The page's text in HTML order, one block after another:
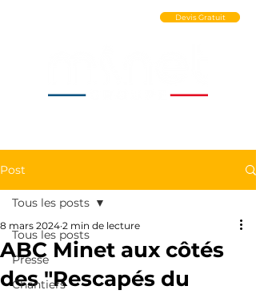
Devis Gratuit
Post
Tous les posts
Presse
Chantiers
Tous les posts
ABC Minet aux côtés
des "Rescapés du
8 mars 2024 2 min de lecture